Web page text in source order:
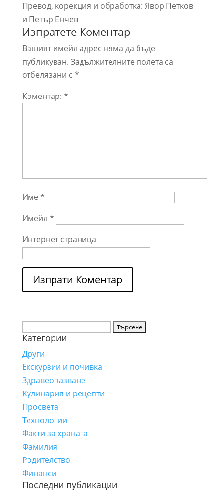
Превод, корекция и обработка: Явор Петков
и Петър Енчев
Изпратете Коментар
Вашият имейл адрес няма да бъде
публикуван. Задължителните полета са
отбелязани с *
Коментар: *
Име *
Имейл *
Интернет страница
за:
Категории
Други
Екскурзии и почивка
Здравеопазване
Кулинария и рецепти
Просвета
Технологии
Факти за храната
Фамилия
Родителство
Финанси
Последни публикации